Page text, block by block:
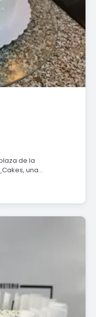
de la
una